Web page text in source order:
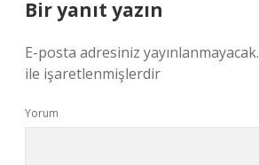
Bir yanıt yazın
E-posta adresiniz yayınlanmayacak.
ile işaretlenmişlerdir
Yorum